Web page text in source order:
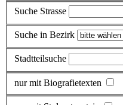
Suche Strasse
Suche in Bezirk
Stadtteilsuche
nur mit Biografietexten